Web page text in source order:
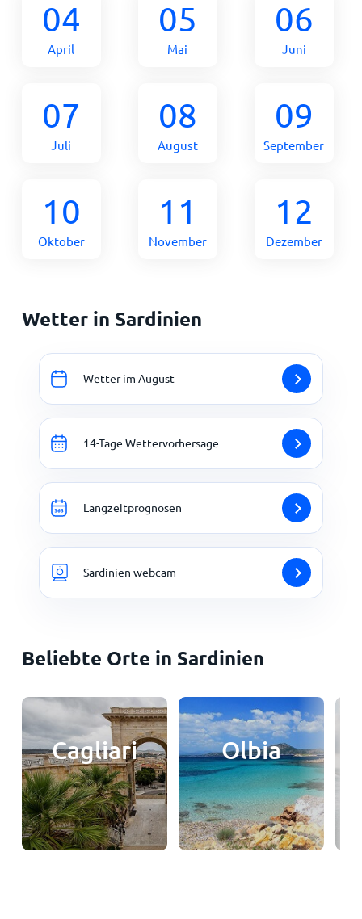
04
April
05
Mai
06
Juni
07
Juli
08
August
09
September
10
Oktober
11
November
12
Dezember
Wetter in Sardinien
Wetter im August
14-Tage Wettervorhersage
Langzeitprognosen
Sardinien webcam
Beliebte Orte in Sardinien
Cagliari Olbia